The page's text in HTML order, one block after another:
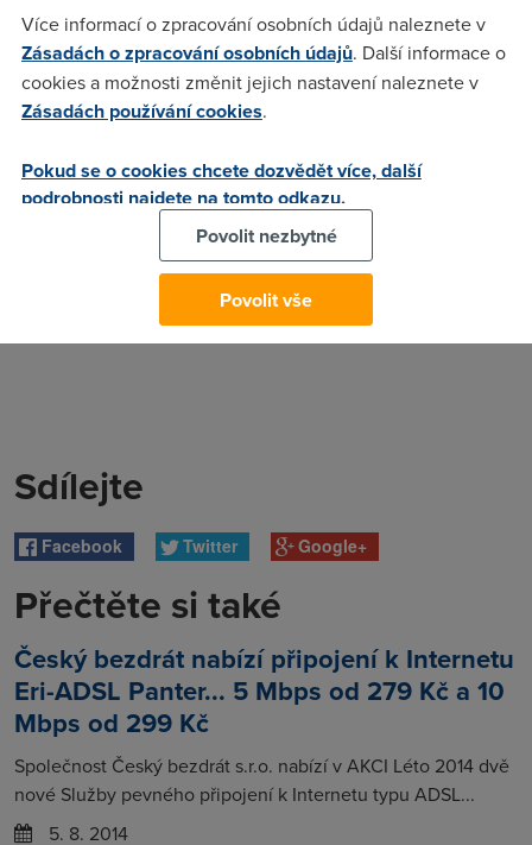
26. 5. 2010
Autor: Redakce DSL.cz
Sdílejte
Facebook Twitter Google+
Přečtěte si také
Český bezdrát nabízí připojení k Internetu
Eri-ADSL Panter... 5 Mbps od 279 Kč a 10
Mbps od 299 Kč
Společnost Český bezdrát s.r.o. nabízí v AKCI Léto 2014 dvě
nové Služby pevného připojení k Internetu typu ADSL...
5. 8. 2014
Více informací o zpracování osobních údajů naleznete v
Zásadách o zpracování osobních údajů. Další informace o
cookies a možnosti změnit jejich nastavení naleznete v
Zásadách používání cookies.
Pokud se o cookies chcete dozvědět více, další
podrobnosti najdete na tomto odkazu.
Povolit nezbytné
Povolit vše